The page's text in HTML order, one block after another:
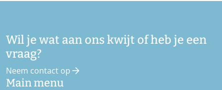
Wil je wat aan ons kwijt of heb je een
vraag?
Neem contact op
Main menu